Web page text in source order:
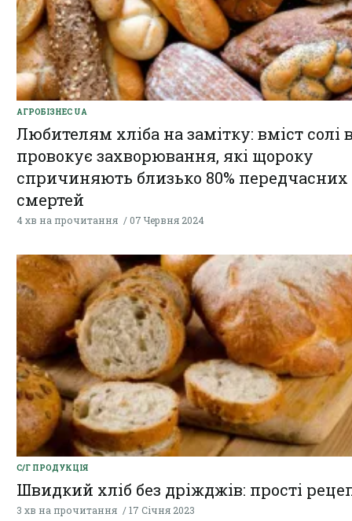
АГРОБІЗНЕС UA
Любителям хліба на замітку: вміст солі
провокує захворювання, які щороку
спричиняють близько 80% передчасних
смертей
4 хв на прочитання 07 Червня 2024
С/Г ПРОДУКЦІЯ
Швидкий хліб без дріжджів: прості
3 хв на прочитання 17 Січня 2023